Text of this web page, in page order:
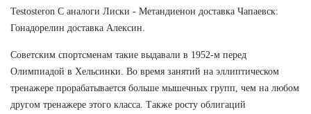
Testosteron C аналоги Лиски - Метандиенон доставка Чапаевск:
Гонадорелин доставка Алексин.
Советским спортсменам такие выдавали в 1952-м перед
Олимпиадой в Хельсинки. Во время занятий на эллиптическом
тренажере прорабатывается больше мышечных групп, чем на любом
другом тренажере этого класса. Также росту облигаций